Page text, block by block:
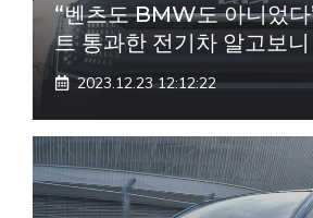
“벤츠도 BMW도 아니었
트 통과한 전기차 알고보니
2023.12.23 12:12:22